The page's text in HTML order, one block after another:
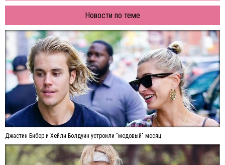
Новости по теме
Джастин Бибер и Хейли Болдуин устроили "медовый" месяц